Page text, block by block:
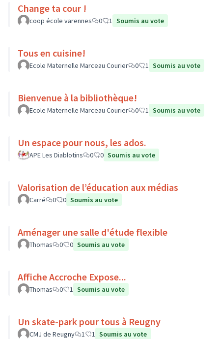
Change ta cour !
coop école varennes 0 1 Soumis au vote
Tous en cuisine!
Ecole Maternelle Marceau Courier 0 1 Soumis au vote
Bienvenue à la bibliothèque!
Ecole Maternelle Marceau Courier 0 1 Soumis au vote
Un espace pour nous, les ados.
APE Les Diablotins 0 0 Soumis au vote
Valorisation de l’éducation aux médias
Carré 0 0 Soumis au vote
Aménager une salle d'étude flexible
Thomas 0 0 Soumis au vote
Affiche Accroche Expose...
Thomas 0 1 Soumis au vote
Un skate-park pour tous à Reugny
CMJ de Reugny 1 1 Soumis au vote